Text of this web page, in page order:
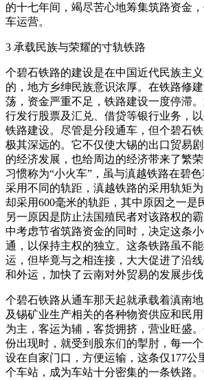
的十七年间，竭尽苦心地筹集筑路资金
车运营。
3 承载民族与荣耀的寸轨铁路
个碧石铁路的建设是在中国近代民族主
的，地方乡绅民族意识浓厚。在铁路修
荡，资金严重不足，铁路建设一度停滞
行发行股票及汇兑、借贷等银行业务，
铁路建设。尽管是分段通车，但个碧石
极其深远的。它不仅使大锡的出口贸易
的经济发展，也给周边的经济带来了繁
习惯称为“小火车”，虽与滇越铁路在碧
采用不同的轨距，滇越铁路的采用轨矩
却采用600毫米的轨距，其中原因之一是
另一原因是防止法国殖民者对该路权的
中考虑节省筑路资金的同时，决定这条
通，以保持主权的独立。这条铁路虽不
运，但毕竟与之相连接，大大促进了沿
和外运，加快了云南对外贸易的发展步伐
个碧石铁路从通车那天起就承载着滇南
及锡矿业生产相关的各种物资供应和民
为主，客运为辅，客货拥挤，营业旺盛
份出现时，就受到股东们的掣肘，每一
设在自家门口，方便运输，这条仅177公
个车站，成为车站十分密集的一条铁路